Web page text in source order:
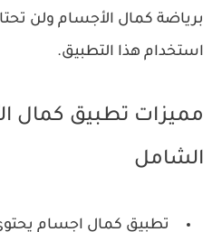
برياضة كمال الأجسام ولن
استخدام هذا التطبيق.
الشامل
تطبيق كمال اجسام